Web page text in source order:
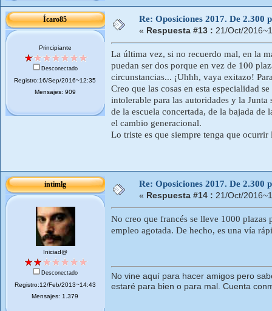
Ícaro85
Principiante
Desconectado
Registro:16/Sep/2016~12:35
Mensajes: 909
Re: Oposiciones 2017. De 2.300
« Respuesta #13 : 21/Oct/
La última vez, si no recuerdo mal, en la
puedan ser dos porque en vez de 100
circunstancias... ¡Uhhh, vaya exitazo!
Creo que las cosas en esta especialidad
intolerable para las autoridades y la
de la escuela concertada, de la bajada de
el cambio generacional.
Lo triste es que siempre tenga que
intimlg
Iniciad@
Desconectado
Registro:12/Feb/2013~14:43
Mensajes: 1.379
Re: Oposiciones 2017. De 2.300
« Respuesta #14 : 21/Oct/
No creo que francés se lleve 1000
empleo agotada. De hecho, es una vía
No vine aquí para hacer amigos pero
estaré para bien o para mal. Cuenta